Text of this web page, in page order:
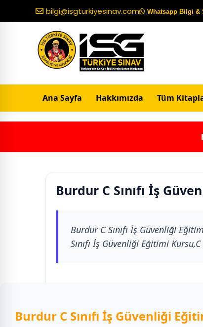
bilgi@isgturkiyesinav.com Whatsapp Bilgi &
Ana Sayfa Hakkımızda Tüm
Burdur C Sınıfı İş
Burdur C Sınıfı İş Güvenliği
Sınıfı İş Güvenliği Eğitimi Kursu,C
Burdur C Sınıfı İş Güvenliği